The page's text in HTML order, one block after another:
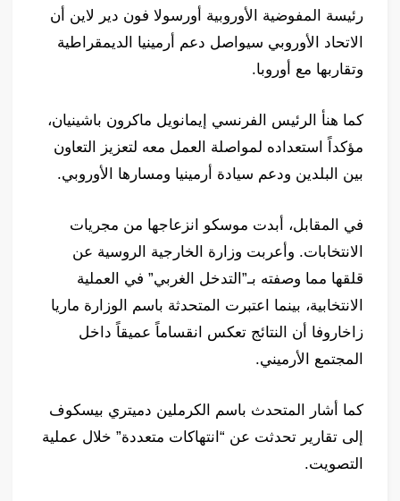
رئيسة المفوضية الأوروبية أورسولا فون دير لاين أن
الاتحاد الأوروبي سيواصل دعم أرمينيا الديمقراطية
وتقاربها مع أوروبا.
كما هنأ الرئيس الفرنسي إيمانويل ماكرون باشينيان،
مؤكداً استعداده لمواصلة العمل معه لتعزيز التعاون
بين البلدين ودعم سيادة أرمينيا ومسارها الأوروبي.
في المقابل، أبدت موسكو انزعاجها من مجريات
الانتخابات. وأعربت وزارة الخارجية الروسية عن
قلقها مما وصفته بـ”التدخل الغربي” في العملية
الانتخابية، بينما اعتبرت المتحدثة باسم الوزارة ماريا
زاخاروفا أن النتائج تعكس انقساماً عميقاً داخل
المجتمع الأرميني.
كما أشار المتحدث باسم الكرملين دميتري بيسكوف
إلى تقارير تحدثت عن “انتهاكات متعددة” خلال عملية
التصويت.